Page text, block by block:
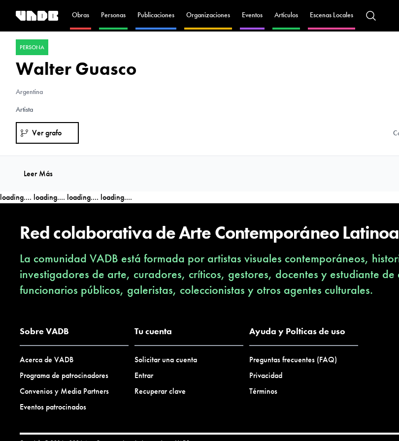
Obras Personas Publicaciones Organizaciones Eventos Artículos Escenas Locales
PERSONA
Walter Guasco
Argentina
Artista
Ver grafo
Leer Más
loading.... loading.... loading.... loading....
Red colaborativa de Arte Contemporáneo
La comunidad VADB está formada por artistas visuales contemporáneos,
investigadores de arte, curadores, críticos, gestores, docentes y estudiante de
funcionarios públicos, galeristas, coleccionistas y otros agentes culturales.
Sobre VADB
Acerca de VADB
Programa de patrocinadores
Convenios y Media Partners
Eventos patrocinados
Tu cuenta
Solicitar una cuenta
Entrar
Recuperar clave
Ayuda y Polticas de uso
Preguntas frecuentes (FAQ)
Privacidad
Términos